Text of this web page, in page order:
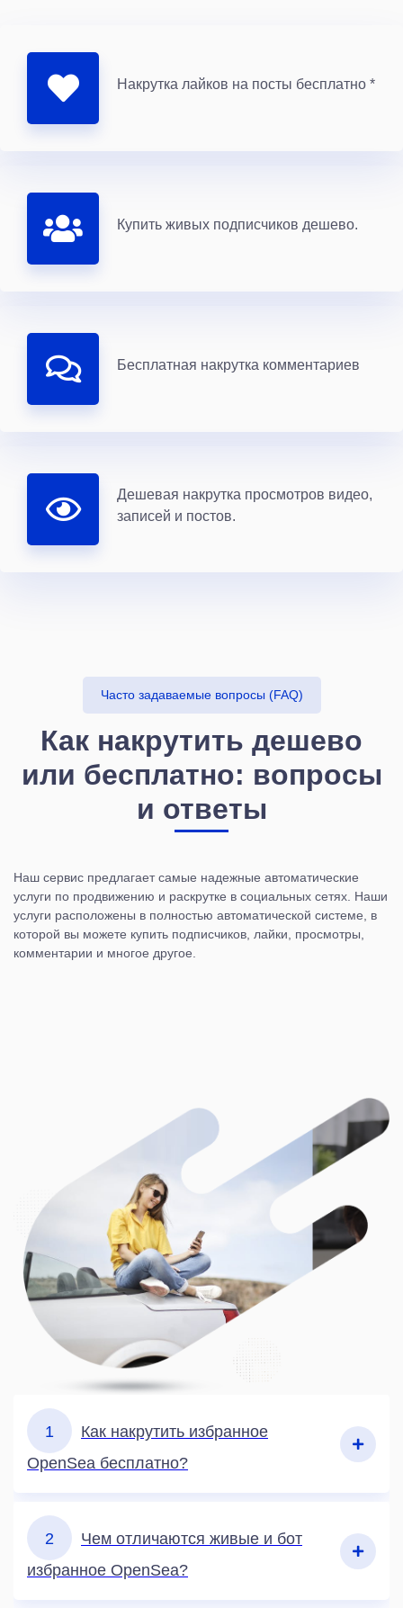
Накрутка лайков на посты бесплатно *
Купить живых подписчиков дешево.
Бесплатная накрутка комментариев
Дешевая накрутка просмотров видео,
записей и постов.
Часто задаваемые вопросы (FAQ)
Как накрутить дешево
или бесплатно: вопросы
и ответы
Наш сервис предлагает самые надежные автоматические
услуги по продвижению и раскрутке в социальных сетях. Наши
услуги расположены в полностью автоматической системе, в
которой вы можете купить подписчиков, лайки, просмотры,
комментарии и многое другое.
1
Как накрутить избранное
OpenSea бесплатно?
2
Чем отличаются живые и бот
избранное OpenSea?